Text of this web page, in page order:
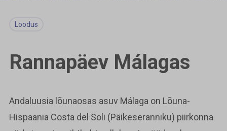
Loodus
Rannapäev Málagas
Andaluusia lõunaosas asuv Málaga on Lõuna-
Hispaania Costa del Soli (Päikeseranniku) piirkonna